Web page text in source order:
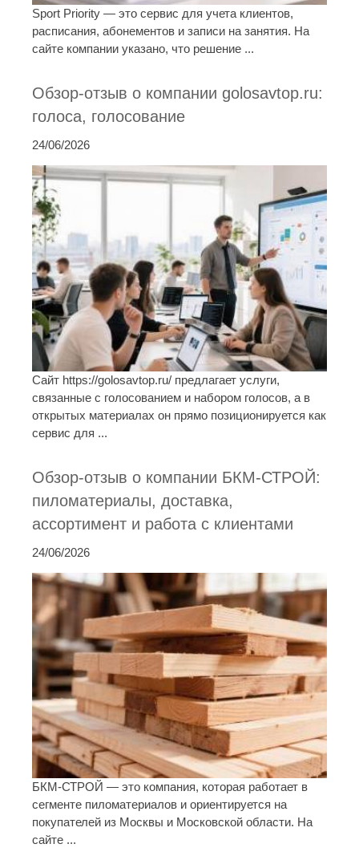
Sport Priority — это сервис для учета клиентов,
расписания, абонементов и записи на занятия. На
сайте компании указано, что решение ...
Обзор-отзыв о компании golosavtop.ru:
голоса, голосование
24/06/2026
Сайт https://golosavtop.ru/ предлагает услуги,
связанные с голосованием и набором голосов, а в
открытых материалах он прямо позиционируется как
сервис для ...
Обзор-отзыв о компании БКМ-СТРОЙ:
пиломатериалы, доставка,
ассортимент и работа с клиентами
24/06/2026
БКМ-СТРОЙ — это компания, которая работает в
сегменте пиломатериалов и ориентируется на
покупателей из Москвы и Московской области. На
сайте ...